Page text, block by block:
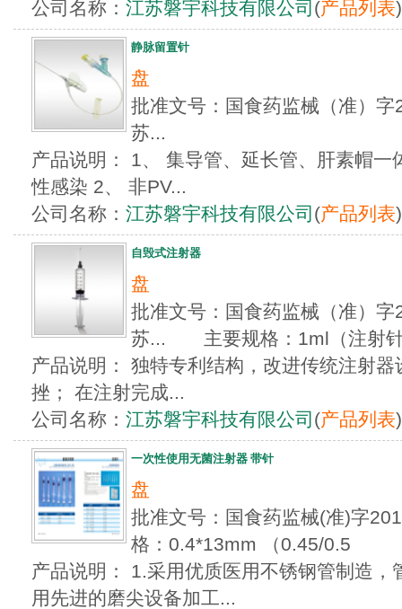
公司名称： 江苏磐宇科技有限公司 (产品列表)
静脉留置针
盘
批准文号：国食药监械（准）
苏...
产品说明： 1、 集导管、延长管、肝素帽一
性感染 2、 非PV...
公司名称： 江苏磐宇科技有限公司 (产品列表)
自毁式注射器
盘
批准文号：国食药监械（准）
苏... 主要规格：1ml（注射
产品说明： 独特专利结构，改进传统注射
挫； 在注射完成...
公司名称： 江苏磐宇科技有限公司 (产品列表)
一次性使用无菌注射器 带针
盘
批准文号：国食药监械(准)字
格：0.4*13mm （0.45/0.5
产品说明： 1.采用优质医用不锈钢管制造，
用先进的磨尖设备加工...